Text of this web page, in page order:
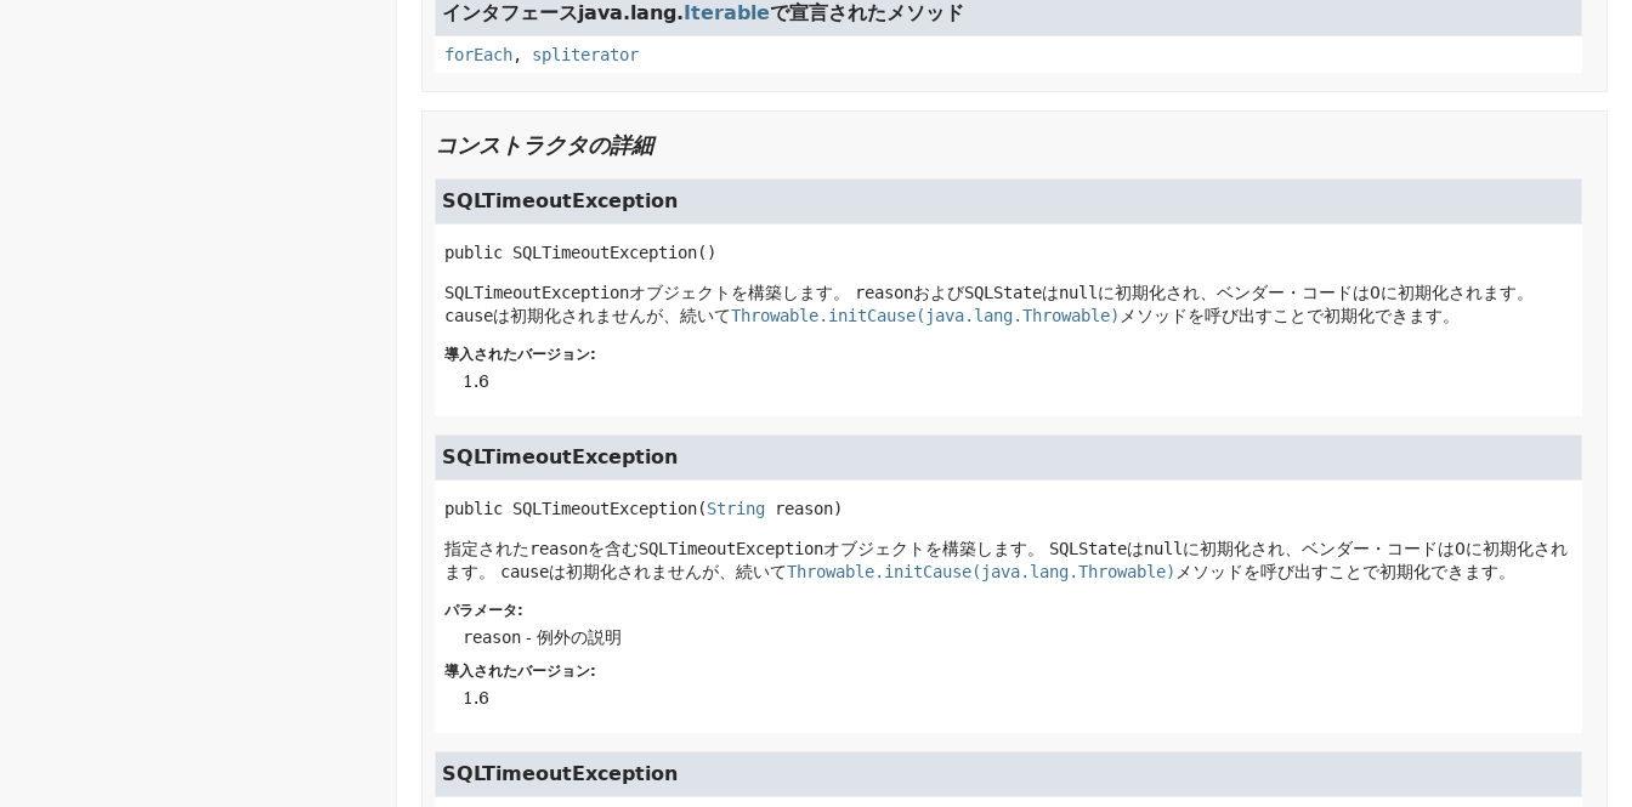
インタフェースjava.lang.Iterableで宣言されたメソッド
forEach, spliterator
コンストラクタの詳細
SQLTimeoutException
public SQLTimeoutException()
SQLTimeoutExceptionオブジェクトを構築します。 reasonおよびSQLStateはnull に初期化され、ベンダー・コードは0に初期化されます。
causeは初期化されませんが、続いてThrowable.initCause(java.lang.Throwable) メソッドを呼び出すことで初期化できます。
導入されたバージョン:
1.6
SQLTimeoutException
public SQLTimeoutException(String reason)
指定された reasonを含むSQLTimeoutExceptionオブジェクトを構築します。 SQLStateはnull に初期化され、ベンダー・コードは0に初期化され
ます。
causeは初期化されませんが、続いてThrowable.initCause(java.lang.Throwable) メソッドを呼び出すことで初期化できます。
パラメータ:
reason- 例外の説明
導入されたバージョン:
1.6
SQLTimeoutException